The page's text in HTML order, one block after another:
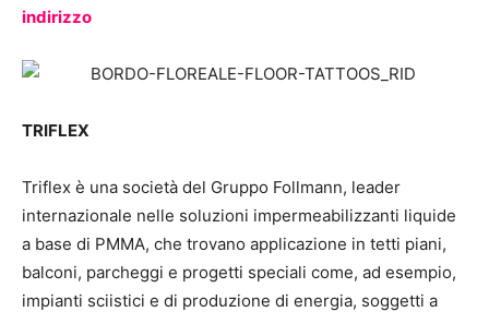
indirizzo
TRIFLEX
Triflex è una società del Gruppo Follmann, leader
internazionale nelle soluzioni impermeabilizzanti liquide
a base di PMMA, che trovano applicazione in tetti piani,
balconi, parcheggi e progetti speciali come, ad esempio,
impianti sciistici e di produzione di energia, soggetti a